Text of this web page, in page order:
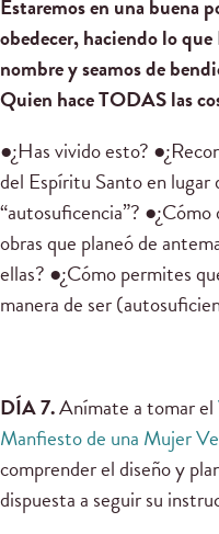
Estaremos en una buena
obedecer, haciendo lo
nombre y seamos de
Quien hace TODAS las
●¿Has vivido esto?
del Espíritu Santo en
“autosuficencia”? ●¿Cómo
obras que planeó de
ellas? ●¿Cómo permites
manera de ser
DÍA 7.Anímate a tomar el
Manfiesto de una Mujer
comprender el diseño y
dispuesta a seguir su